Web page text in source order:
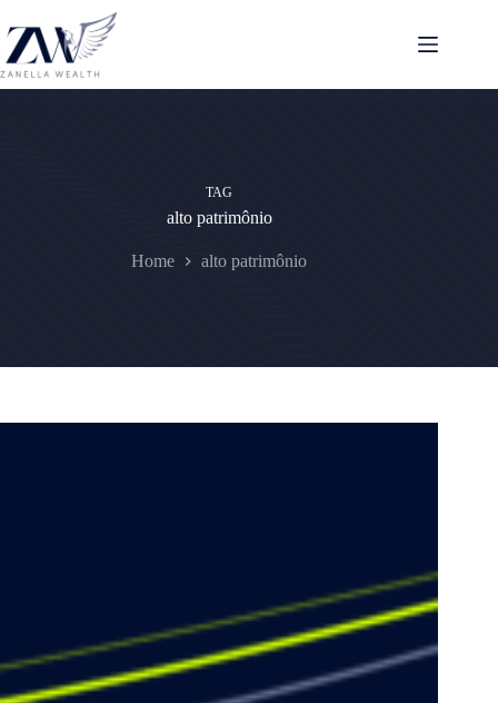
para
conteúdo
TAG
alto patrimônio
Home alto patrimônio